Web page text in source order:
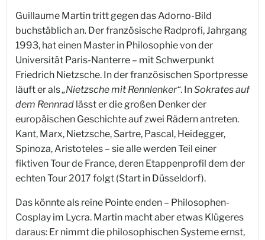
Guillaume Martin tritt gegen das Adorno-Bild
buchstäblich an. Der französische Radprofi, Jahrgang
1993, hat einen Master in Philosophie von der
Universität Paris-Nanterre – mit Schwerpunkt
Friedrich Nietzsche. In der französischen Sportpresse
läuft er als„Nietzsche mit Rennlenker“. InSokrates auf
dem Rennrad lässt er die großen Denker der
europäischen Geschichte auf zwei Rädern antreten.
Kant, Marx, Nietzsche, Sartre, Pascal, Heidegger,
Spinoza, Aristoteles – sie alle werden Teil einer
fiktiven Tour de France, deren Etappenprofil dem der
echten Tour 2017 folgt (Start in Düsseldorf).
Das könnte als reine Pointe enden – Philosophen-
Cosplay im Lycra. Martin macht aber etwas Klügeres
daraus: Er nimmt die philosophischen Systeme ernst,